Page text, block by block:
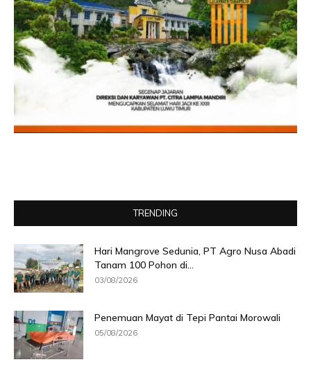
TRENDING
Hari Mangrove Sedunia, PT Agro Nusa Abadi
Tanam 100 Pohon di...
03/08/2026
Penemuan Mayat di Tepi Pantai Morowali
05/08/2026